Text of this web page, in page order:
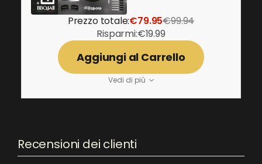
Prezzo totale:€79.95€99.94
Risparmi:€19.99
Aggiungi al Carrello
Vedi di più
Recensioni dei clienti